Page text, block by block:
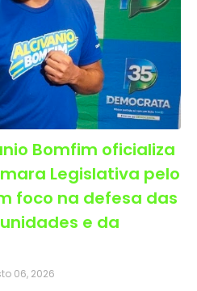
Bomfim oficializa
Legislativa pelo
foco na defesa das
e da
06, 2026